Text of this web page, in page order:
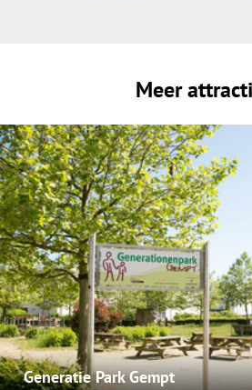
Meer
Generatie Park Gempt